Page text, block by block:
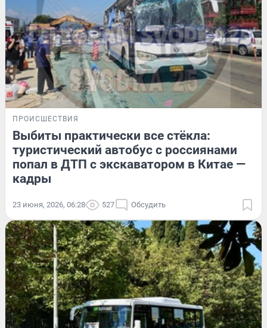
ПРОИСШЕСТВИЯ
Выбиты практически все стёкла:
туристический автобус с россиянами
попал в ДТП с экскаватором в Китае —
кадры
23 июня, 2026, 06:28 527 Обсудить